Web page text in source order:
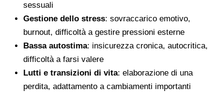
sessuali
Gestione dello stress: sovraccarico emotivo,
burnout, difficoltà a gestire pressioni esterne
Bassa autostima: insicurezza cronica, autocritica,
difficoltà a farsi valere
Lutti e transizioni di vita: elaborazione di una
perdita, adattamento a cambiamenti importanti